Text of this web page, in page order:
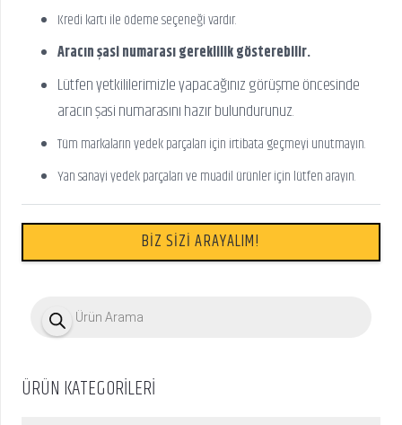
Kredi kartı ile ödeme seçeneği vardır.
Aracın şasi numarası gereklilik gösterebilir.
Lütfen yetkililerimizle yapacağınız görüşme öncesinde
aracın şasi numarasını hazır bulundurunuz.
Tüm markaların yedek parçaları için irtibata geçmeyi unutmayın.
Yan sanayi yedek parçaları ve muadil ürünler için lütfen arayın.
BİZ SİZİ ARAYALIM!
t
ÜRÜN KATEGORİLERİ